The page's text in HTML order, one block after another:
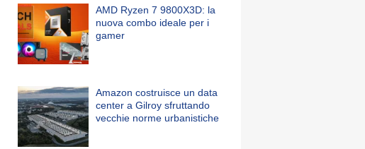
AMD Ryzen 7 9800X3D: la
nuova combo ideale per i
gamer
Amazon costruisce un data
center a Gilroy sfruttando
vecchie norme urbanistiche